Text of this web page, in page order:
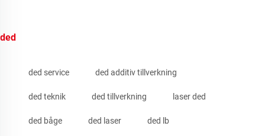
ded
ded service ded additiv tillverkning
ded teknik ded tillverkning laser ded
ded båge ded laser ded lb